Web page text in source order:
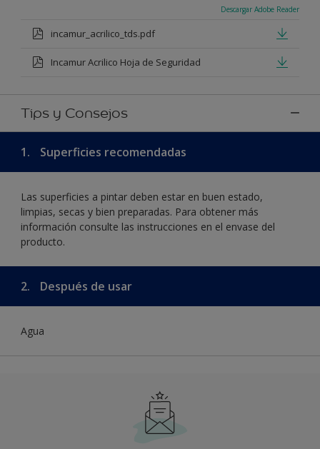
Descargar Adobe Reader
incamur_acrilico_tds.pdf
Incamur Acrilico Hoja de Seguridad
Tips y Consejos
1. Superficies recomendadas
Las superficies a pintar deben estar en buen estado,
limpias, secas y bien preparadas. Para obtener más
información consulte las instrucciones en el envase del
producto.
2. Después de usar
Agua